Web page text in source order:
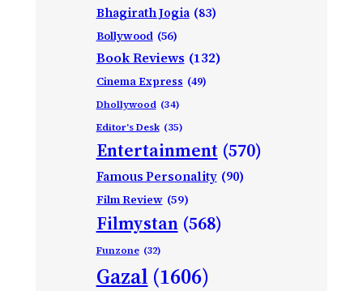
Bhagirath Jogia (83)
Bollywood (56)
Book Reviews (132)
Cinema Express (49)
Dhollywood (34)
Editor's Desk (35)
Entertainment (570)
Famous Personality (90)
Film Review (59)
Filmystan (568)
Funzone (32)
Gazal (1606)